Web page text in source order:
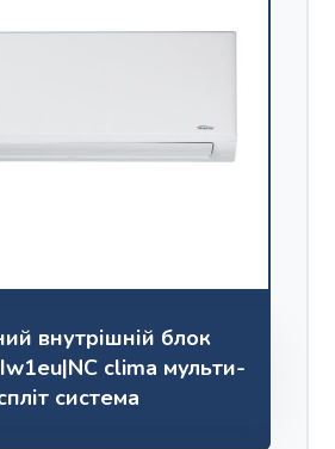
внутрішній блок
clima мульти-
система